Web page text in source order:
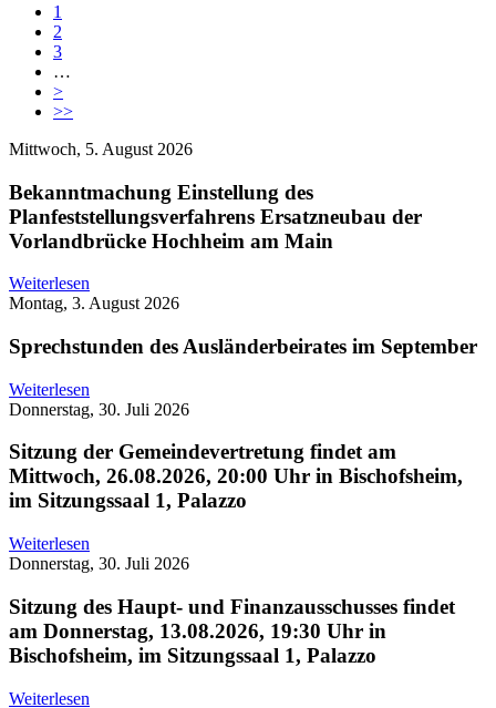
1
2
3
…
>
>>
Mittwoch, 5. August 2026
Bekanntmachung Einstellung des
Planfeststellungsverfahrens Ersatzneubau der
Vorlandbrücke Hochheim am Main
Weiterlesen
Montag, 3. August 2026
Sprechstunden des Ausländerbeirates im September
Weiterlesen
Donnerstag, 30. Juli 2026
Sitzung der Gemeindevertretung findet am
Mittwoch, 26.08.2026, 20:00 Uhr in Bischofsheim,
im Sitzungssaal 1, Palazzo
Weiterlesen
Donnerstag, 30. Juli 2026
Sitzung des Haupt- und Finanzausschusses findet
am Donnerstag, 13.08.2026, 19:30 Uhr in
Bischofsheim, im Sitzungssaal 1, Palazzo
Weiterlesen